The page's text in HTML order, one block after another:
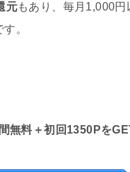
元もあり、毎月1,000円
。
無料＋初回1350Pを